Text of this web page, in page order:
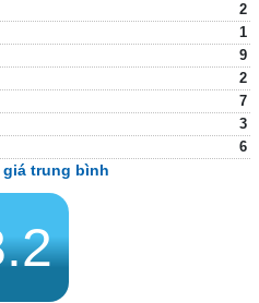
2
1
9
2
7
3
6
trung bình